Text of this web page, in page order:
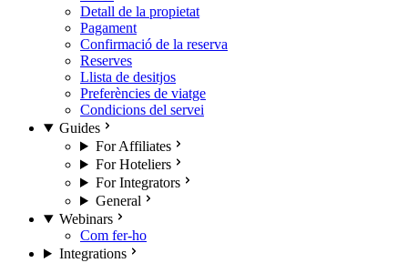
Detall de la propietat
Pagament
Confirmació de la reserva
Reserves
Llista de desitjos
Preferències de viatge
Condicions del servei
Guides
For Affiliates
For Hoteliers
For Integrators
General
Webinars
Com fer-ho
Integrations